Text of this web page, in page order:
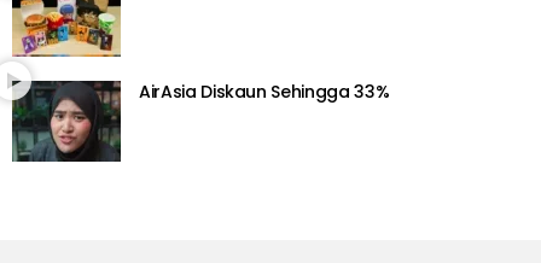
AirAsia Diskaun Sehingga 33%